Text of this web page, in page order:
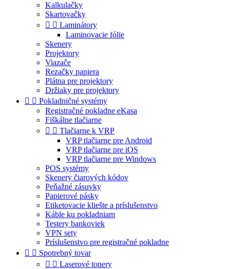
Kalkulačky
Skartovačky
  Laminátory
Laminovacie fólie
Skenery
Projektory
Viazače
Rezačky papiera
Plátna pre projektory
Držiaky pre projektory
  Pokladničné systémy
Registračné pokladne eKasa
Fiškálne tlačiarne
  Tlačiarne k VRP
VRP tlačiarne pre Android
VRP tlačiarne pre iOS
VRP tlačiarne pre Windows
POS systémy
Skenery čiarových kódov
Peňažné zásuvky
Papierové pásky
Etiketovacie kliešte a príslušenstvo
Káble ku pokladniam
Testery bankoviek
VPN sety
Príslušenstvo pre registračné pokladne
  Spotrebný tovar
  Laserové tonery